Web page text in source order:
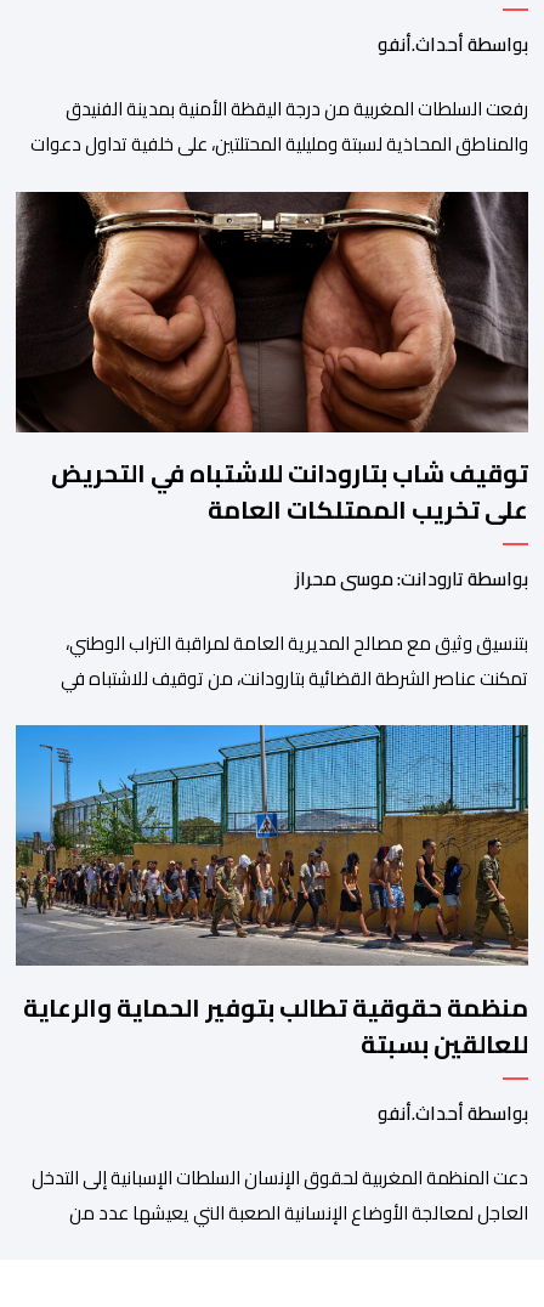
بواسطة أحداث.أنفو
رفعت السلطات المغربية من درجة اليقظة الأمنية بمدينة الفنيدق
والمناطق المحاذية لسبتة ومليلية المحتلتين، على خلفية تداول دعوات
للوصول إلى المدينتين يوم 15 غشت الجاري. وعرفت المناطق الشمالية
خلال الساعات الأخيرة انتشارا أمنيا مكثفا، خاصة بالمحاور الطرقية
المؤدية إلى الفنيدق، حيث جرى تعزيز الدوريات وإقامة […]
توقيف شاب بتارودانت للاشتباه في التحريض
على تخريب الممتلكات العامة
بواسطة تارودانت: موسى محراز
بتنسيق وثيق مع مصالح المديرية العامة لمراقبة التراب الوطني،
تمكنت عناصر الشرطة القضائية بتارودانت، من توقيف للاشتباه في
ممتلكات الدولة، وذلك على خلفية دعوات للاحتجاج جرى تداولها عبر
مواقع التواصل الاجتماعي تحت اسم ما بات يعرف بـ” Genz212
“.وبحسب المعطيات المتوفرة، جاء توقيف المعني بالأمر […]
منظمة حقوقية تطالب بتوفير الحماية والرعاية
للعالقين بسبتة
بواسطة أحداث.أنفو
دعت المنظمة المغربية لحقوق الإنسان السلطات الإسبانية إلى التدخل
العاجل لمعالجة الأوضاع الإنسانية الصعبة التي يعيشها عدد من